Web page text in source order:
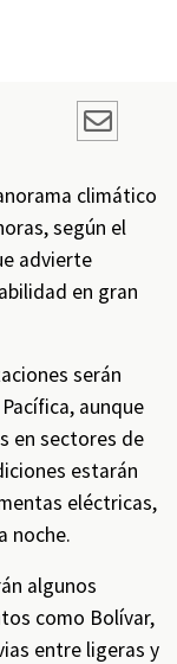
climático
según el
advierte
en gran
serán
aunque
en sectores de
estarán
eléctricas,
noche.
algunos
como Bolívar,
entre ligeras y